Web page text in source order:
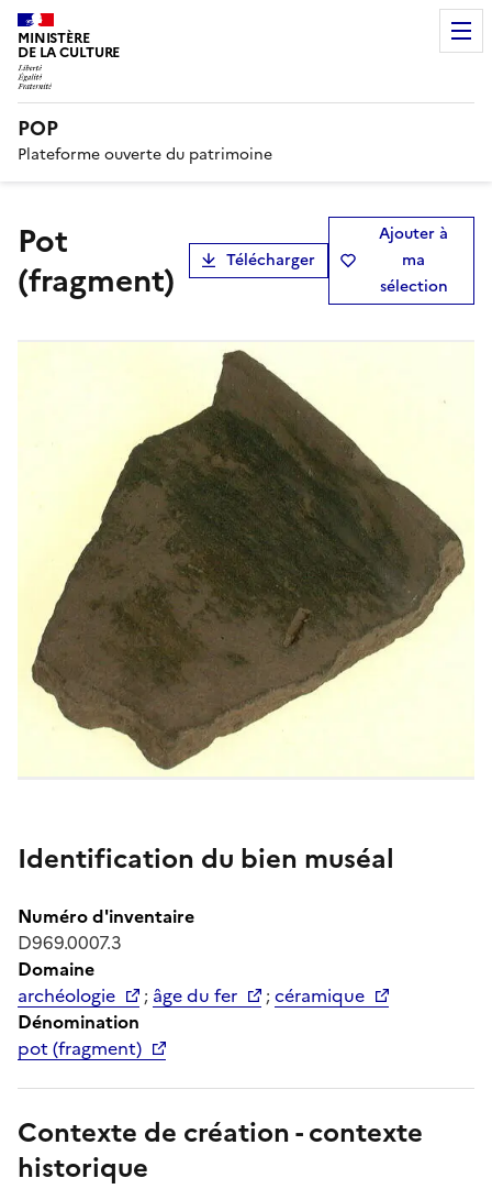
MINISTÈRE
DE LA CULTURE
POP
Plateforme ouverte du patrimoine
pot
(fragment)
Télécharger
Ajouter à
ma
sélection
Identification du bien muséal
Numéro d'inventaire
D969.0007.3
Domaine
archéologie
; âge du fer ;céramique
Dénomination
pot (fragment)
Contexte de création - contexte
historique